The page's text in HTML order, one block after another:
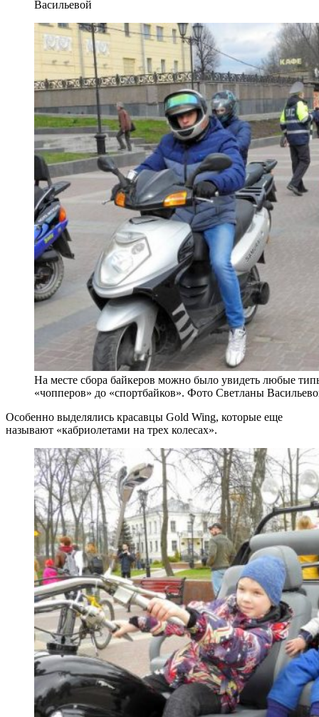
Васильевой
На месте сбора байкеров можно было увидеть любые
«чопперов» до «спортбайков». Фото Светланы
Особенно выделялись красавцы Gold Wing, которые еще
называют «кабриолетами на трех колесах».